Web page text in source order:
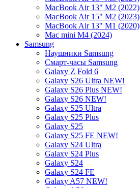
MacBook Air 13" M2 (2022)
MacBook Air 15" M2 (2023)
MacBook Air 13" M1 (2020)
Mac mini M4 (2024)
Samsung
Наушники Samsung
Смарт-часы Samsung
Galaxy Z Fold 6
Galaxy S26 Ultra NEW!
Galaxy S26 Plus NEW!
Galaxy S26 NEW!
Galaxy S25 Ultra
Galaxy S25 Plus
Galaxy S25
Galaxy S25 FE NEW!
Galaxy S24 Ultra
Galaxy S24 Plus
Galaxy S24
Galaxy S24 FE
Galaxy A57 NEW!